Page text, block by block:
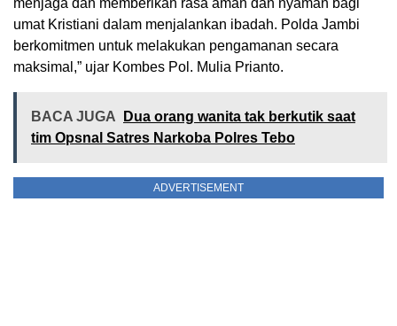
menjaga dan memberikan rasa aman dan nyaman bagi
umat Kristiani dalam menjalankan ibadah. Polda Jambi
berkomitmen untuk melakukan pengamanan secara
maksimal,” ujar Kombes Pol. Mulia Prianto.
BACA JUGA
Dua orang wanita tak berkutik saat
tim Opsnal Satres Narkoba Polres Tebo
ADVERTISEMENT